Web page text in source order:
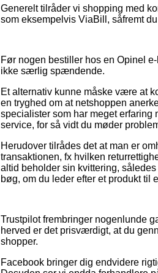
Generelt tilråder vi shopping med
som eksempelvis ViaBill, såfremt
Før nogen bestiller hos en Opinel
ikke særlig spændende.
Et alternativ kunne måske være at
en tryghed om at netshoppen
specialister som har meget
service, for så vidt du møder
Herudover tilrådes det at man er
transaktionen, fx hvilken
altid beholder sin kvittering,
bøg, om du leder efter et produkt til
Trustpilot frembringer nogenlunde
herved er det prisværdigt, at du
shopper.
Facebook bringer dig endvidere